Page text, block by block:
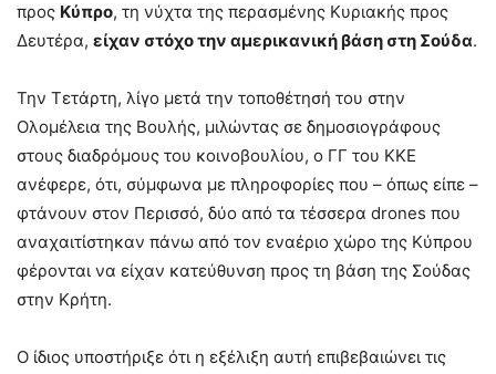
προς Κύπρο, τη νύχτα της περασμένης Κυριακής προς
Δευτέρα, είχαν στόχο την αμερικανική βάση στη Σούδα.
Την Τετάρτη, λίγο μετά την τοποθέτησή του στην
Ολομέλεια της Βουλής, μιλώντας σε δημοσιογράφους
στους διαδρόμους του κοινοβουλίου, ο ΓΓ του ΚΚΕ
ανέφερε, ότι, σύμφωνα με πληροφορίες που – όπως είπε –
φτάνουν στον Περισσό, δύο από τα τέσσερα drones που
αναχαιτίστηκαν πάνω από τον εναέριο χώρο της Κύπρου
φέρονται να είχαν κατεύθυνση προς τη βάση της Σούδας
στην Κρήτη.
Ο ίδιος υποστήριξε ότι η εξέλιξη αυτή επιβεβαιώνει τις